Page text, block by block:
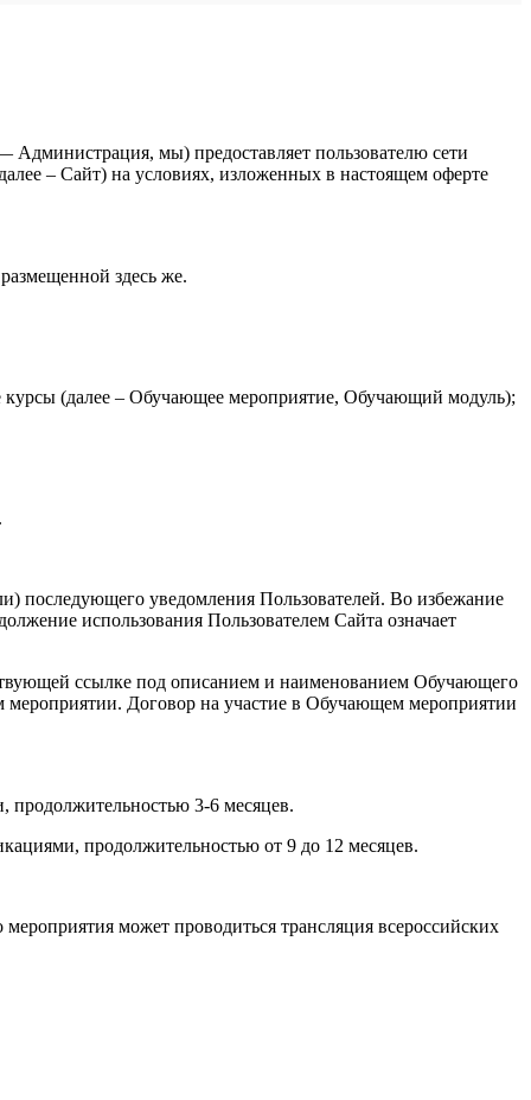
мы) предоставляет пользователю сети
– Сайт) на условиях, изложенных в настоящем оферте
здесь же.
(далее – Обучающее мероприятие, Обучающий модуль);
последующего уведомления Пользователей. Во избежание
использования Пользователем Сайта означает
ссылке под описанием и наименованием Обучающего
мероприятии. Договор на участие в Обучающем мероприятии
продолжительностью 3-6 месяцев.
продолжительностью от 9 до 12 месяцев.
может проводиться трансляция всероссийских